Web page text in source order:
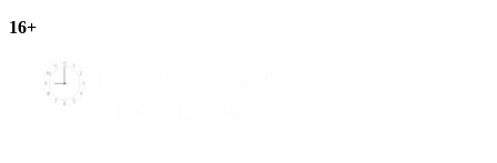
16+